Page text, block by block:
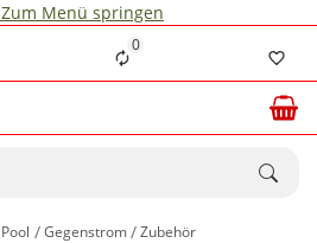
Zum Menü springen
0
Pool Gegenstrom Zubehör